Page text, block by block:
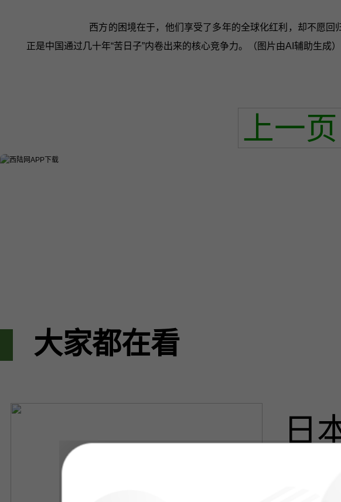
西方的困境在于，他们享受了多年的全球化红利，却不愿
正是中国通过几十年“苦日子”内卷出来的核心竞争力。（图片由AI辅助生成）
上一页
大家都在看
日